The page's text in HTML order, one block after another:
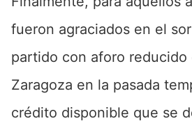
fueron agraciados en el
partido con aforo reducido
Zaragoza en la pasada
crédito disponible que se